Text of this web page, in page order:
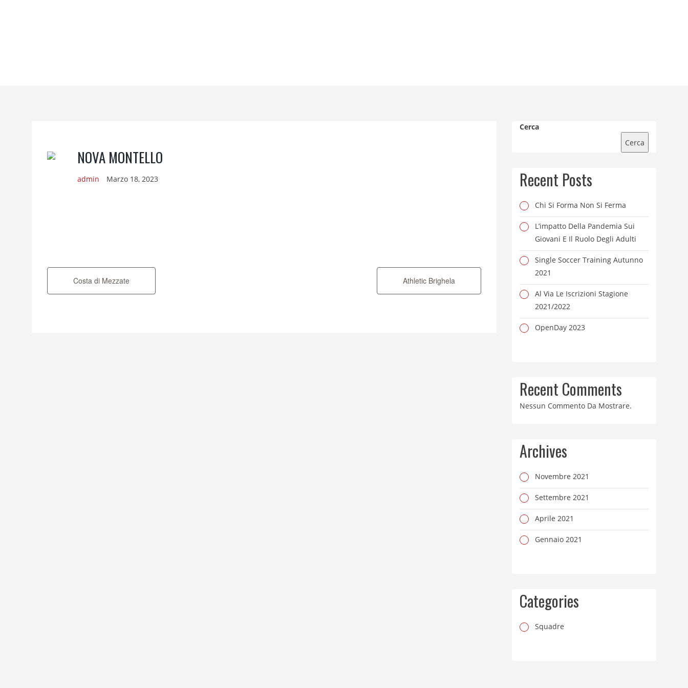
NOVA MONTELLO
admin Marzo 18, 2023
articoliCosta di Mezzate Athletic Brighela
Cerca
Cerca
Recent Posts
Chi Si Forma Non Si Ferma
L’impatto Della Pandemia Sui
Giovani E Il Ruolo Degli Adulti
Single Soccer Training Autunno
2021
Al Via Le Iscrizioni Stagione
2021/2022
OpenDay 2023
Recent Comments
Nessun Commento Da Mostrare.
Archives
Novembre 2021
Settembre 2021
Aprile 2021
Gennaio 2021
Categories
Squadre